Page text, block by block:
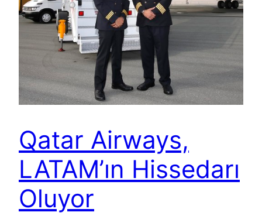
Qatar Airways,
LATAM’ın Hissedarı
Oluyor